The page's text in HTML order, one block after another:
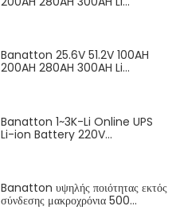
Banatton 25.6V 51.2V 100AH ​​
200AH 280AH 300AH Li...
Banatton 1~3K-Li Online UPS
Li-ion Battery 220V...
Banatton υψηλής ποιότητας εκτός
σύνδεσης μακροχρόνια 500...